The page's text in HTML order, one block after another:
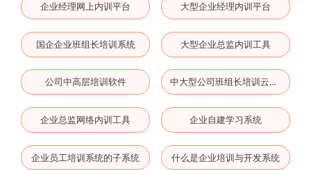
企业经理网上内训平台 大型企业经理内训平台
国企企业班组长培训系统 大型企业总监内训工具
公司中高层培训软件 中大型公司班组长培训云平台
企业总监网络内训工具 企业自建学习系统
企业员工培训系统的子系统 什么是企业培训与开发系统